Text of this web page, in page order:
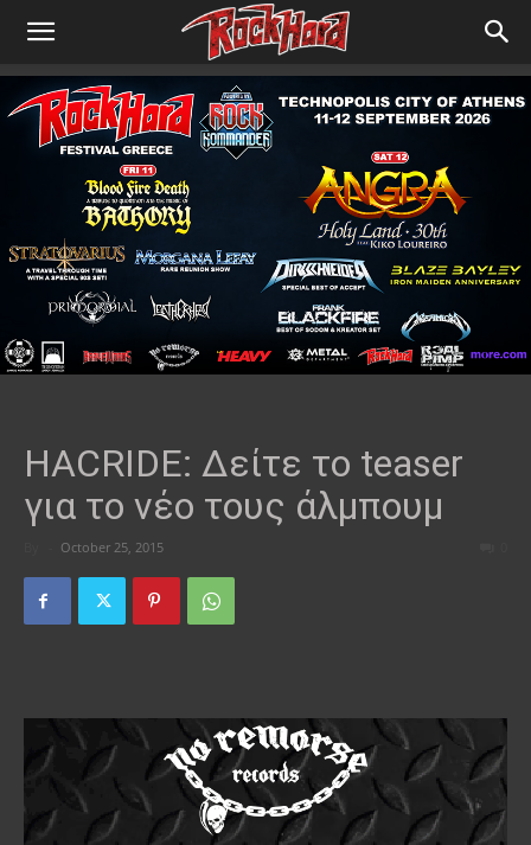
HACRIDE: Δείτε το teaser
για το νέο τους άλμπουμ
October 25, 2015